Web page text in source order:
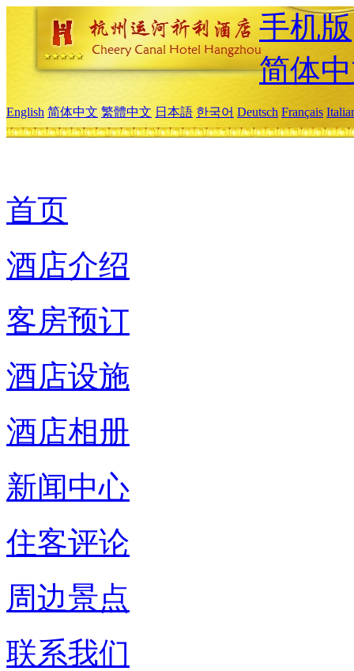
手机版
简体
English 简体中文 繁體中文 日本語 한국어 Deutsch Français
首页
酒店介绍
客房预订
酒店设施
酒店相册
新闻中心
住客评论
周边景点
联系我们